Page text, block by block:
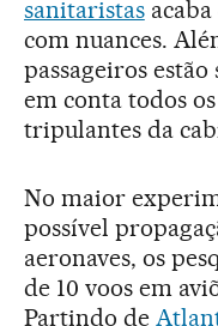
sanitaristasacaba
com nuances.
passageiros
em conta todos
tripulantes da
No maior
possível
aeronaves, os
de 10 voos em
Partindo de